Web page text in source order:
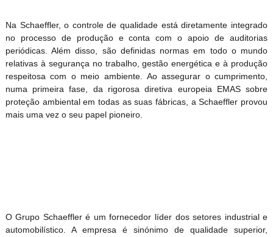
Na Schaeffler, o controle de qualidade está diretamente integrado
no processo de produção e conta com o apoio de auditorias
periódicas. Além disso, são definidas normas em todo o mundo
relativas à segurança no trabalho, gestão energética e à produção
respeitosa com o meio ambiente. Ao assegurar o cumprimento,
numa primeira fase, da rigorosa diretiva europeia EMAS sobre
proteção ambiental em todas as suas fábricas, a Schaeffler provou
mais uma vez o seu papel pioneiro.
O Grupo Schaeffler é um fornecedor líder dos setores industrial e
automobilístico. A empresa é sinónimo de qualidade superior,